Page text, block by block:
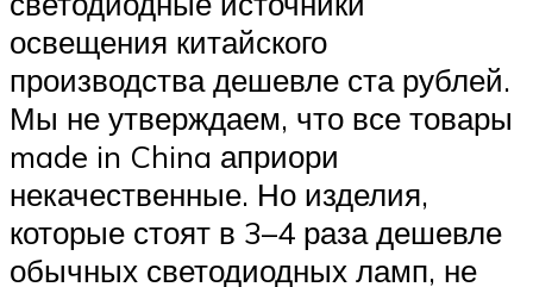
освещения китайского
производства дешевле ста рублей.
Мы не утверждаем, что все товары
made in China априори
некачественные. Но изделия,
которые стоят в 3–4 раза дешевле
обычных светодиодных ламп, не